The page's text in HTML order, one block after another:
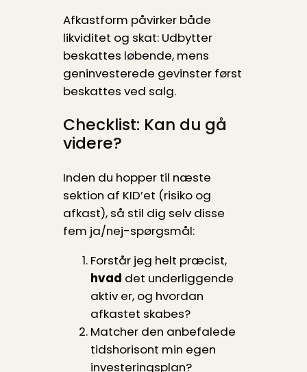
Afkastform påvirker både
likviditet og skat: Udbytter
beskattes løbende, mens
geninvesterede gevinster først
beskattes ved salg.
Checklist: Kan du gå
videre?
Inden du hopper til næste
sektion af KID’et (risiko og
afkast), så stil dig selv disse
fem ja/nej-spørgsmål:
Forstår jeg helt præcist,
hvad det underliggende
aktiv er, og hvordan
afkastet skabes?
Matcher den anbefalede
tidshorisont min egen
investeringsplan?